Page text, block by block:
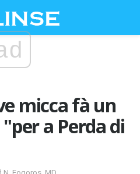
micca fà un
a Perda di